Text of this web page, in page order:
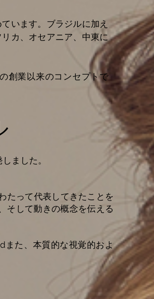
います。ブラジルに加え
カ、オセアニア、中東に
創業以来のコンセプトで
ました。
たって代表してきたことを
そして動きの概念を伝える
た、本質的な視覚的およ